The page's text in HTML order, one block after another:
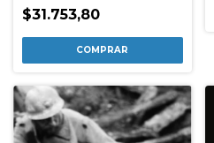
$31.753,80